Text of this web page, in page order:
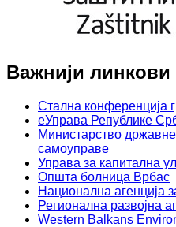
Важнији линкови
Стална конференција
еУправа Републике
Министарство
самоуправе
Управа за капитална
Општа болница Врбас
Национална агенција
Регионална развојна
Western Balkans